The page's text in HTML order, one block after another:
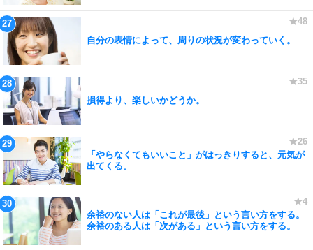
自分の表情によって、周りの状況が変わっていく。
損得より、楽しいかどうか。
「やらなくてもいいこと」がはっきりすると、元気が
出てくる。
余裕のない人は「これが最後」という言い方をする。
余裕のある人は「次がある」という言い方をする。